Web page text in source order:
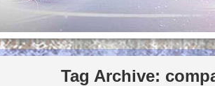
Tag Archive: